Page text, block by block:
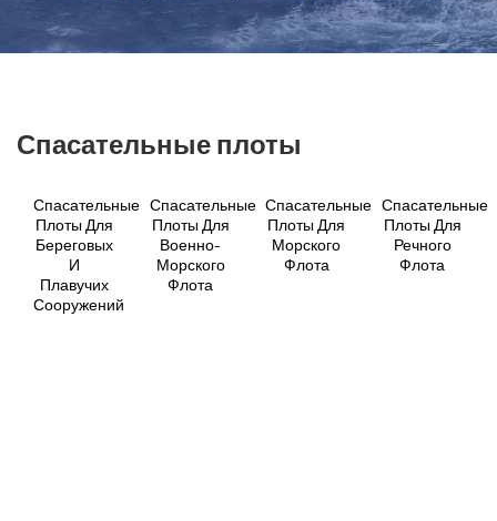
Спасательныеплоты
Спасательные
Плоты Для
Береговых
И
Плавучих
Сооружений
Спасательные
Плоты Для
Военно-
Морского
Флота
Спасательные
Плоты Для
Морского
Флота
Спасательные
Плоты Для
Речного
Флота